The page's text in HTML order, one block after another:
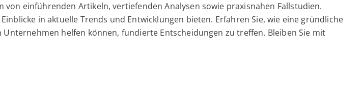
einführenden Artikeln, vertiefenden Analysen sowie praxisnahen Fallstudien.
in aktuelle Trends und Entwicklungen bieten. Erfahren Sie, wie eine gründliche
helfen können, fundierte Entscheidungen zu treffen. Bleiben Sie mit